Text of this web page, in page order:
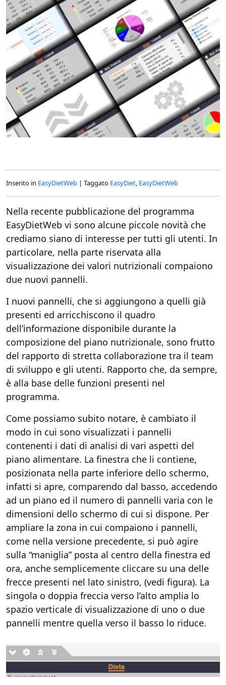
Inserito in EasyDietWeb | Taggato EasyDiet, EasyDietWeb
Nella recente pubblicazione del programma
EasyDietWeb vi sono alcune piccole novità che
crediamo siano di interesse per tutti gli utenti. In
particolare, nella parte riservata alla
visualizzazione dei valori nutrizionali compaiono
due nuovi pannelli.
I nuovi pannelli, che si aggiungono a quelli già
presenti ed arricchiscono il quadro
dell’informazione disponibile durante la
composizione del piano nutrizionale, sono frutto
del rapporto di stretta collaborazione tra il team
di sviluppo e gli utenti. Rapporto che, da sempre,
è alla base delle funzioni presenti nel
programma.
Come possiamo subito notare, è cambiato il
modo in cui sono visualizzati i pannelli
contenenti i dati di analisi di vari aspetti del
piano alimentare. La finestra che li contiene,
posizionata nella parte inferiore dello schermo,
infatti si apre, comparendo dal basso, accedendo
ad un piano ed il numero di pannelli varia con le
dimensioni dello schermo di cui si dispone. Per
ampliare la zona in cui compaiono i pannelli,
come nella versione precedente, si può agire
sulla “maniglia” posta al centro della finestra ed
ora, anche semplicemente cliccare su una delle
frecce presenti nel lato sinistro, (vedi figura). La
singola o doppia freccia verso l’alto amplia lo
spazio verticale di visualizzazione di uno o due
pannelli mentre quella verso il basso lo riduce.